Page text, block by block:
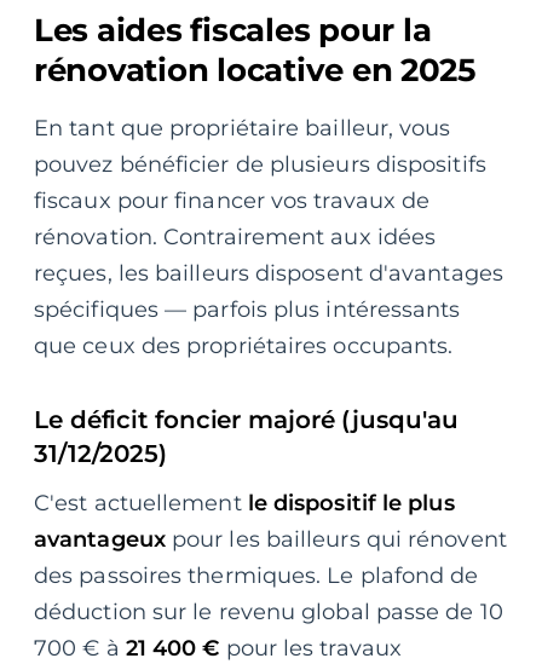
Les aides fiscales pour la
rénovation locative en 2025
En tant que propriétaire bailleur, vous
pouvez bénéficier de plusieurs dispositifs
fiscaux pour financer vos travaux de
rénovation. Contrairement aux idées
reçues, les bailleurs disposent d'avantages
spécifiques — parfois plus intéressants
que ceux des propriétaires occupants.
Le déficit foncier majoré (jusqu'au
31/12/2025)
C'est actuellement le dispositif le plus
avantageuxpour les bailleurs qui rénovent
des passoires thermiques. Le plafond de
déduction sur le revenu global passe de 10
700 € à 21 400 € pour les travaux